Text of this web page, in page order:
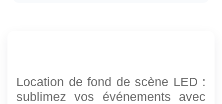
Location de fond de scène LED :
sublimez vos événements avec